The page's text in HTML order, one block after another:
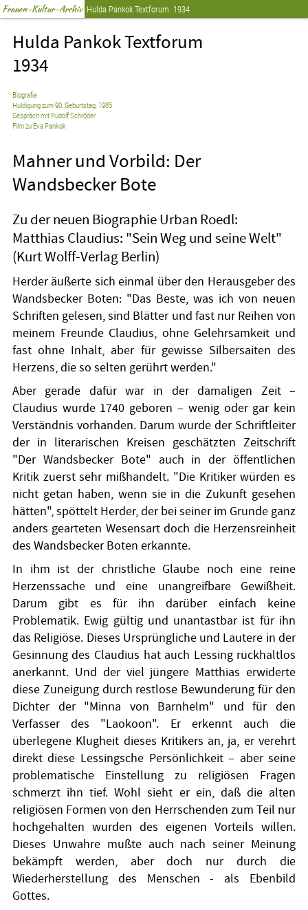
Frauen-Kultur-Archiv Hulda Pankok Textforum 1934
Hulda Pankok Textforum
1934
Biografie
Huldigung zum 90. Geburtstag, 1985
Gespräch mit Rudolf Schröder
Film zu Eva Pankok
Mahner und Vorbild: Der
Wandsbecker Bote
Zu der neuen Biographie Urban Roedl:
Matthias Claudius: "Sein Weg und seine Welt"
(Kurt Wolff-Verlag Berlin)
Herder äußerte sich einmal über den Herausgeber des
Wandsbecker Boten: "Das Beste, was ich von neuen
Schriften gelesen, sind Blätter und fast nur Reihen von
meinem Freunde Claudius, ohne Gelehrsamkeit und
fast ohne Inhalt, aber für gewisse Silbersaiten des
Herzens, die so selten gerührt werden."
Aber gerade dafür war in der damaligen Zeit –
Claudius wurde 1740 geboren – wenig oder gar kein
Verständnis vorhanden. Darum wurde der Schriftleiter
der in literarischen Kreisen geschätzten Zeitschrift
"Der Wandsbecker Bote" auch in der öffentlichen
Kritik zuerst sehr mißhandelt. "Die Kritiker würden es
nicht getan haben, wenn sie in die Zukunft gesehen
hätten", spöttelt Herder, der bei seiner im Grunde ganz
anders gearteten Wesensart doch die Herzensreinheit
des Wandsbecker Boten erkannte.
In ihm ist der christliche Glaube noch eine reine
Herzenssache und eine unangreifbare Gewißheit.
Darum gibt es für ihn darüber einfach keine
Problematik. Ewig gültig und unantastbar ist für ihn
das Religiöse. Dieses Ursprüngliche und Lautere in der
Gesinnung des Claudius hat auch Lessing rückhaltlos
anerkannt. Und der viel jüngere Matthias erwiderte
diese Zuneigung durch restlose Bewunderung für den
Dichter der "Minna von Barnhelm" und für den
Verfasser des "Laokoon". Er erkennt auch die
überlegene Klugheit dieses Kritikers an, ja, er verehrt
direkt diese Lessingsche Persönlichkeit – aber seine
problematische Einstellung zu religiösen Fragen
schmerzt ihn tief. Wohl sieht er ein, daß die alten
religiösen Formen von den Herrschenden zum Teil nur
hochgehalten wurden des eigenen Vorteils willen.
Dieses Unwahre mußte auch nach seiner Meinung
bekämpft werden, aber doch nur durch die
Wiederherstellung des Menschen - als Ebenbild
Gottes.